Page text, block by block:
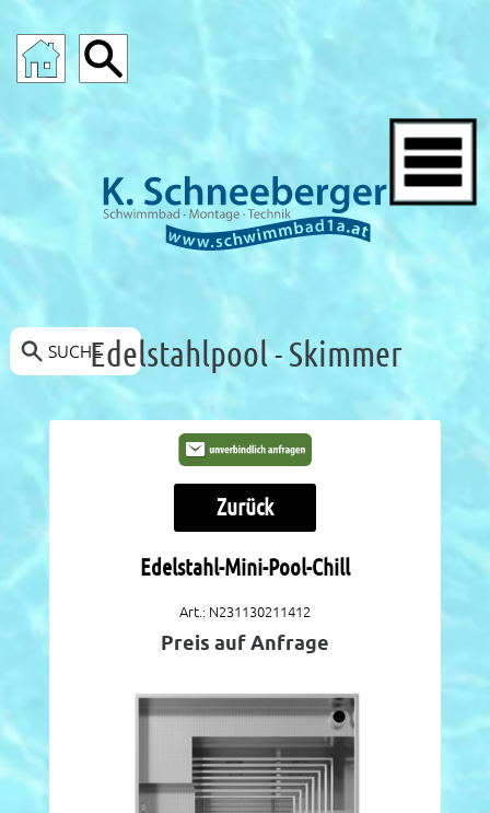
SUCHEEdelstahlpool - Skimmer
Zurück
Edelstahl-Mini-Pool-Chill
Art.: N231130211412
Preis auf Anfrage